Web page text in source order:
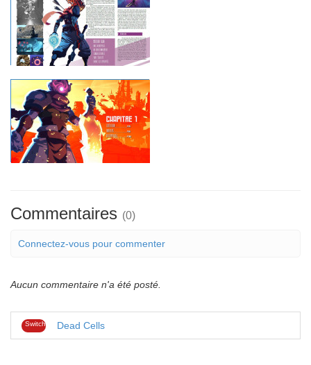
Commentaires (0)
Connectez-vous pour commenter
Aucun commentaire n'a été posté.
Switch Dead Cells